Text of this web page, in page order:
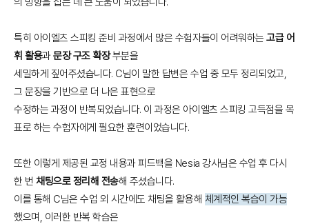
특히 아이엘츠 스피킹 준비 과정에서 많은 수험자들이 어려워하는고급 어
휘 활용과문장 구조 확장부분을
세밀하게 짚어주셨습니다. C님이 말한 답변은 수업 중 모두 정리되었고,
그 문장을 기반으로 더 나은 표현으로
수정하는 과정이 반복되었습니다. 이 과정은 아이엘츠 스피킹 고득점을 목
표로 하는 수험자에게 필요한 훈련이었습니다.
또한 이렇게 제공된 교정 내용과 피드백을 Nesia 강사님은 수업 후 다시
한 번채팅으로 정리해 전송해 주셨습니다.
이를 통해 C님은 수업 외 시간에도 채팅을 활용해 체계적인 복습이 가능
했으며, 이러한 반복 학습은